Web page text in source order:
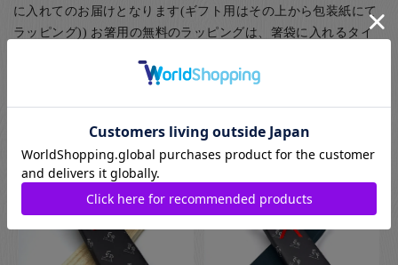
に入れてのお届けとなります(ギフト用はその上から包装紙にて
ラッピング)) お箸用の無料のラッピングは、箸袋に入れるタイ
お箸用のギフトボックスをご注文いただいた方は、￥440-(税別)
でさらに風呂敷でのラッピングもご指定いただけます。日本の
伝統的な贈り物のスタイルで、お箸のプレゼントにぴったりな
包装です。